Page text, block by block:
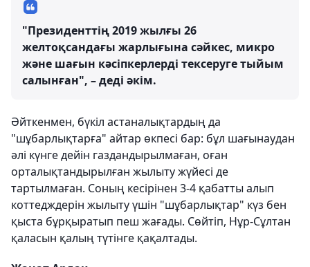
"Президенттің 2019 жылғы 26
желтоқсандағы жарлығына сәйкес, микро
және шағын кәсіпкерлерді тексеруге тыйым
салынған", – деді әкім.
Әйткенмен, бүкіл астаналықтардың да
"шұбарлықтарға" айтар өкпесі бар: бұл шағынаудан
әлі күнге дейін газдандырылмаған, оған
орталықтандырылған жылыту жүйесі де
тартылмаған. Соның кесірінен 3-4 қабатты алып
коттедждерін жылыту үшін "шұбарлықтар" күз бен
қыста бұрқыратып пеш жағады. Сөйтіп, Нұр-Сұлтан
қаласын қалың түтінге қақалтады.